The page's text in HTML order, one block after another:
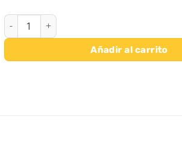
TORRE GRANDE CON CAJONES DE VARIOS
Añadir al carrito